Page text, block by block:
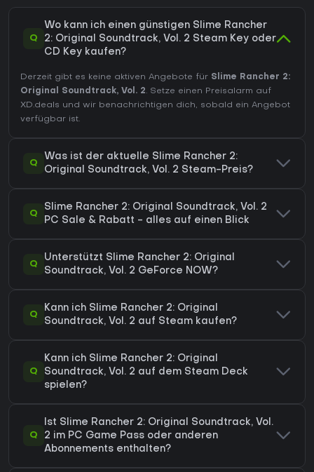
Q
Wo kann ich einen günstigen Slime Rancher
2: Original Soundtrack, Vol. 2 Steam Key oder
CD Key kaufen?
Derzeit gibt es keine aktiven Angebote für Slime Rancher 2:
Original Soundtrack, Vol. 2. Setze einen Preisalarm auf
XD.deals und wir benachrichtigen dich, sobald ein Angebot
verfügbar ist.
Q
Was ist der aktuelle Slime Rancher 2:
Original Soundtrack, Vol. 2 Steam-Preis?
Q
Slime Rancher 2: Original Soundtrack, Vol. 2
PC Sale & Rabatt - alles auf einen Blick
Q
Unterstützt Slime Rancher 2: Original
Soundtrack, Vol. 2 GeForce NOW?
Q
Kann ich Slime Rancher 2: Original
Soundtrack, Vol. 2 auf Steam kaufen?
Q
Kann ich Slime Rancher 2: Original
Soundtrack, Vol. 2 auf dem Steam Deck
spielen?
Q
Ist Slime Rancher 2: Original Soundtrack, Vol.
2 im PC Game Pass oder anderen
Abonnements enthalten?